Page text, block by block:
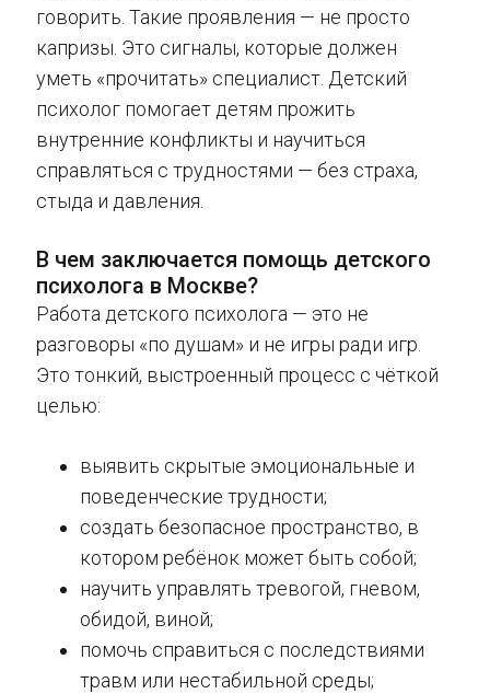
говорить. Такие проявления — не просто
капризы. Это сигналы, которые должен
уметь «прочитать» специалист. Детский
психолог помогает детям прожить
внутренние конфликты и научиться
справляться с трудностями — без страха,
стыда и давления.
В чем заключается помощь детского
психолога в Москве?
Работа детского психолога — это не
разговоры «по душам» и не игры ради игр.
Это тонкий, выстроенный процесс с чёткой
целью:
выявить скрытые эмоциональные и
поведенческие трудности;
создать безопасное пространство, в
котором ребёнок может быть собой;
научить управлять тревогой, гневом,
обидой, виной;
помочь справиться с последствиями
травм или нестабильной среды;